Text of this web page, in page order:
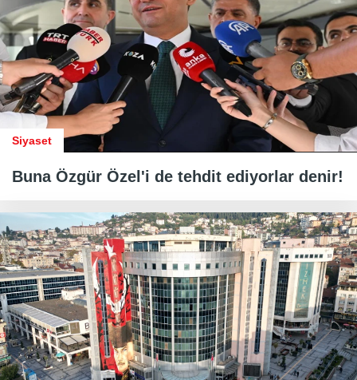
Siyaset
Buna Özgür Özel'i de tehdit ediyorlar denir!